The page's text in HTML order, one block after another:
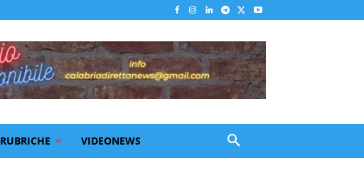
RUBRICHE VIDEONEWS